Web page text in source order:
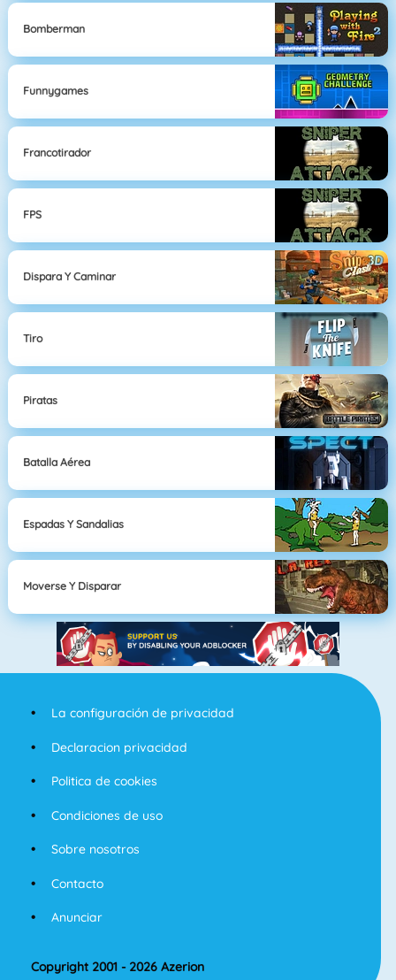
Bomberman
Funnygames
Francotirador
FPS
Dispara Y Caminar
Tiro
Piratas
Batalla Aérea
Espadas Y Sandalias
Moverse Y Disparar
La configuración de privacidad
Declaracion privacidad
Politica de cookies
Condiciones de uso
Sobre nosotros
Contacto
Anunciar
Copyright 2001 - 2026 Azerion